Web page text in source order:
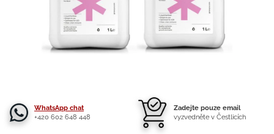
WhatsApp chat
+420 602 648 448
Zadejte pouze email
vyzvedněte v Čestlicích